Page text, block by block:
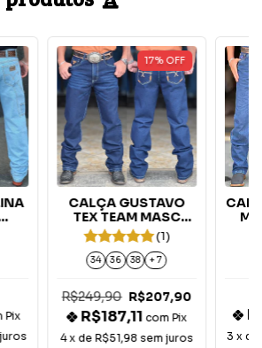
Pix
17% OFF
CALÇA GUSTAVO
TEX TEAM MASC
BORDADA -
LARANJA
(1)
34 36 38 + 7
R$249,90 R$207,90
R$187,11com Pix
4 x deR$51,98 sem juros 3 x de